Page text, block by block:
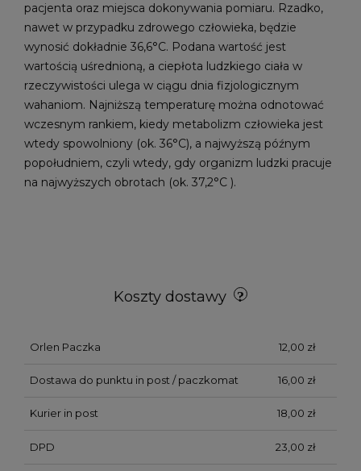
pacjenta oraz miejsca dokonywania pomiaru. Rzadko,
nawet w przypadku zdrowego człowieka, będzie
wynosić dokładnie 36,6°C. Podana wartość jest
wartością uśrednioną, a ciepłota ludzkiego ciała w
rzeczywistości ulega w ciągu dnia fizjologicznym
wahaniom. Najniższą temperaturę można odnotować
wczesnym rankiem, kiedy metabolizm człowieka jest
wtedy spowolniony (ok. 36°C), a najwyższą późnym
popołudniem, czyli wtedy, gdy organizm ludzki pracuje
na najwyższych obrotach (ok. 37,2°C ).
Koszty dostawy
Orlen Paczka 12,00 zł
Dostawa do punktu in post / paczkomat 16,00 zł
Kurier in post 18,00 zł
DPD 23,00 zł